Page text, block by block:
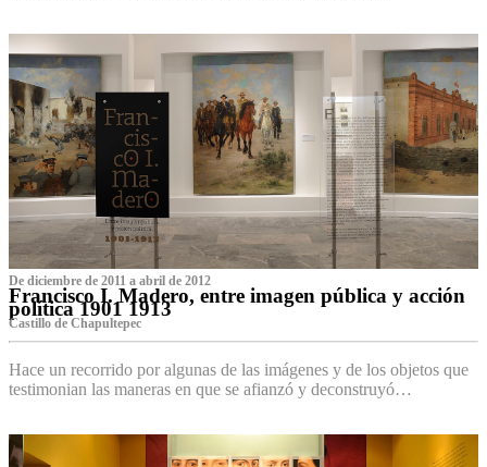
De diciembre de 2011 a abril de 2012
Francisco I. Madero, entre imagen pública y acción
política 1901 1913
Castillo de Chapultepec
Hace un recorrido por algunas de las imágenes y de los objetos que
testimonian las maneras en que se afianzó y deconstruyó…